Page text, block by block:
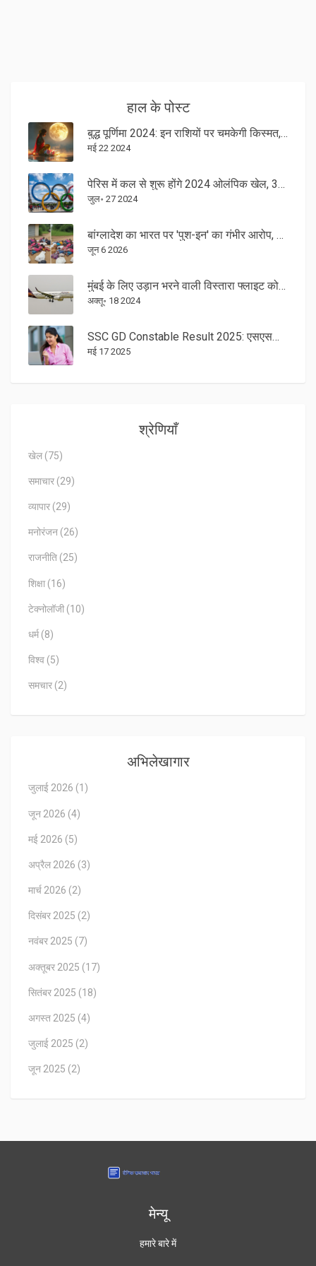
हाल के पोस्ट
बुद्ध पूर्णिमा 2024: इन राशियों पर चमकेगी किस्मत, मिलेगा मां लक्ष्मी का आशीर्वाद
मई 22 2024
पेरिस में कल से शुरू होंगे 2024 ओलंपिक खेल, 33वें संस्करण में हिस्सा लेंगे 10,500 खिलाड़ी
जुल॰ 27 2024
बांग्लादेश का भारत पर 'पुश-इन' का गंभीर आरोप, सीमा पर तनाव
जून 6 2026
मुंबई के लिए उड़ान भरने वाली विस्तारा फ्लाइट को सोशल मीडिया पर सुरक्षा धमकी मिली: सुरक्षा बढ़ाने की जरूरत
अक्तू॰ 18 2024
SSC GD Constable Result 2025: एसएससी जीडी रिजल्ट जल्द, 53,690 पदों पर होगी सीधी भर्ती
मई 17 2025
श्रेणियाँ
खेल (75)
समाचार (29)
व्यापार (29)
मनोरंजन (26)
राजनीति (25)
शिक्षा (16)
टेक्नोलॉजी (10)
धर्म (8)
विश्व (5)
समचार (2)
अभिलेखागार
जुलाई 2026 (1)
जून 2026 (4)
मई 2026 (5)
अप्रैल 2026 (3)
मार्च 2026 (2)
दिसंबर 2025 (2)
नवंबर 2025 (7)
अक्तूबर 2025 (17)
सितंबर 2025 (18)
अगस्त 2025 (4)
जुलाई 2025 (2)
जून 2025 (2)
मेन्यू
हमारे बारे में